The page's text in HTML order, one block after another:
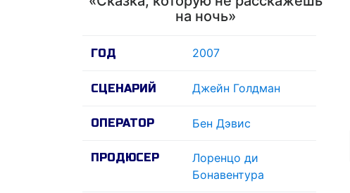
на ночь»
ГОД 2007
СЦЕНАРИЙ Джейн Голдман
ОПЕРАТОР Бен Дэвис
ПРОДЮСЕР
Лоренцо ди
Бонавентура